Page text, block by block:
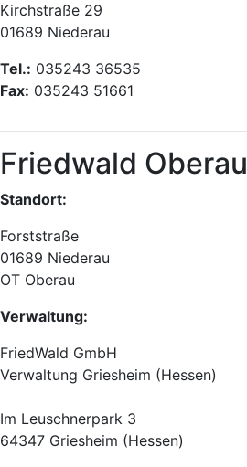
Kirchstraße 29
01689 Niederau
Tel.: 035243 36535
Fax: 035243 51661
Friedwald Oberau
Standort:
Forststraße
01689 Niederau
OT Oberau
Verwaltung:
FriedWald GmbH
Verwaltung Griesheim (Hessen)
Im Leuschnerpark 3
64347 Griesheim (Hessen)